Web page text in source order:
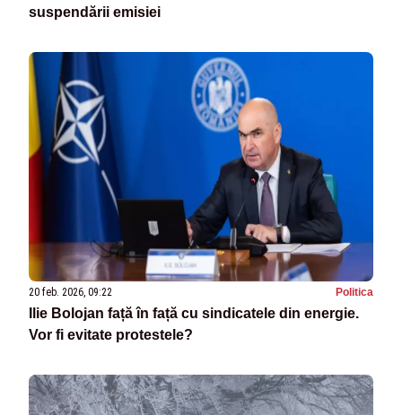
suspendării emisiei
20 feb. 2026, 09:22 Politica
Ilie Bolojan față în față cu sindicatele din energie.
Vor fi evitate protestele?